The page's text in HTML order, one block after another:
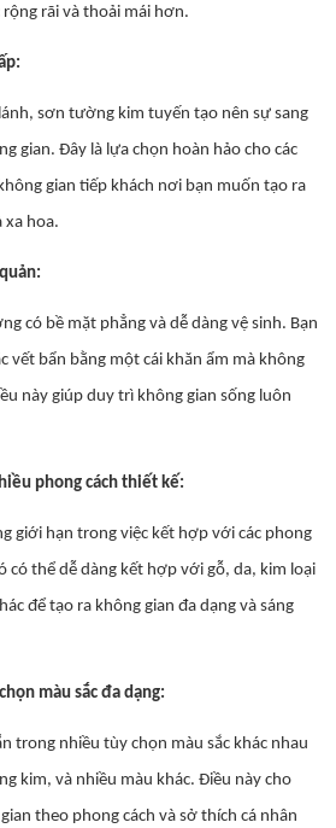
rãi và thoải mái hơn.
sơn tường kim tuyến tạo nên sự sang
gian. Đây là lựa chọn hoàn hảo cho các
gian tiếp khách nơi bạn muốn tạo ra
xa hoa.
có bề mặt phẳng và dễ dàng vệ sinh. Bạn
vết bẩn bằng một cái khăn ẩm mà không
này giúp duy trì không gian sống luôn
phong cách thiết kế:
giới hạn trong việc kết hợp với các phong
có thể dễ dàng kết hợp với gỗ, da, kim loại
để tạo ra không gian đa dạng và sáng
màu sắc đa dạng:
trong nhiều tùy chọn màu sắc khác nhau
kim, và nhiều màu khác. Điều này cho
theo phong cách và sở thích cá nhân